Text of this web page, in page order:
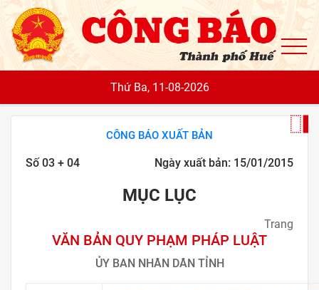
Thứ Ba, 11-08-2026
CÔNG BÁO XUẤT BẢN
Số 03 + 04 Ngày xuất bản: 15/01/2015
MỤC LỤC
Trang
VĂN BẢN QUY PHẠM PHÁP LUẬT
ỦY BAN NHÂN DÂN TỈNH